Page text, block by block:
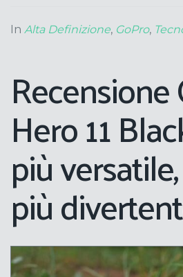
In Alta Definizione, GoPro,
Recensione
Hero 11
più
più